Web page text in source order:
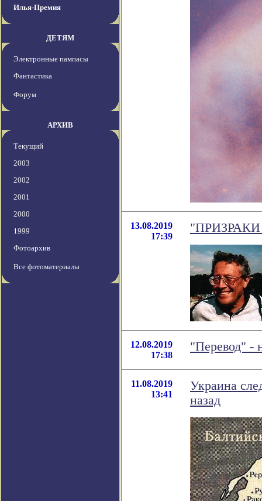
Илья-Премия
ДЕТЯМ
Электронные пампасы
Фантастика
Форум
АРХИВ
Текущий
2003
2002
2001
2000
1999
Фотоархив
Все фотоматериалы
13.08.2019
17:39
"ПРИЗРАКИ
12.08.2019
17:38
"Перевод" -
11.08.2019
13:41
Украина
назад